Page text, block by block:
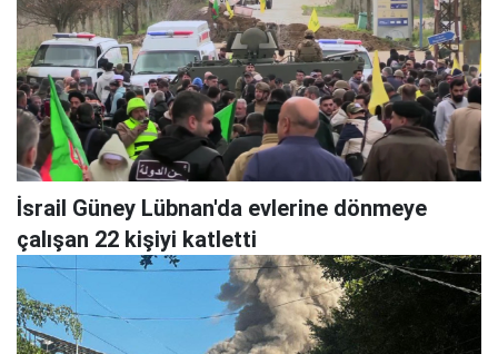
İsrail Güney Lübnan'da evlerine dönmeye
çalışan 22 kişiyi katletti